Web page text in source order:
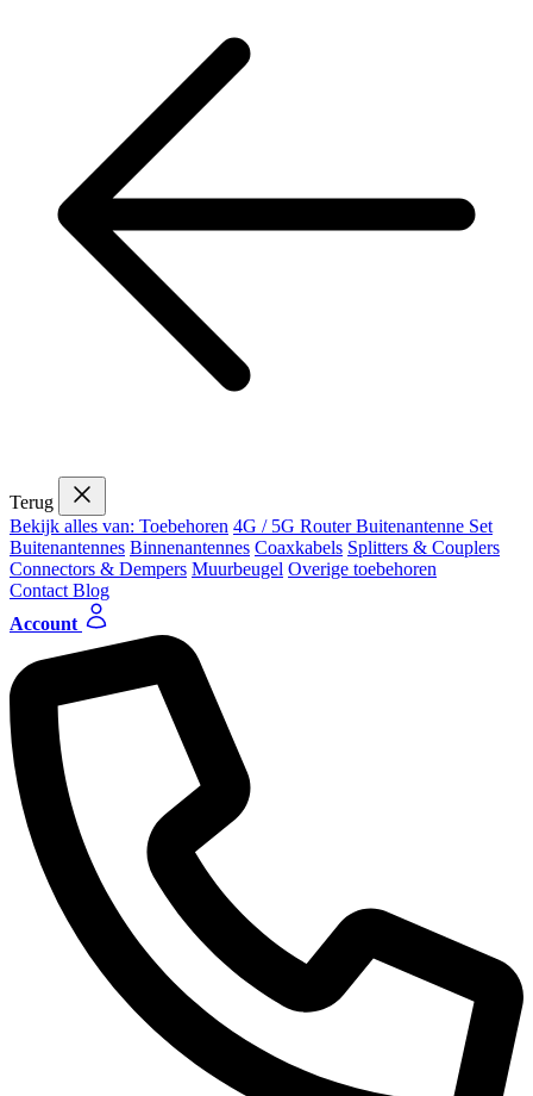
Terug
Bekijk alles van: Toebehoren 4G / 5G Router Buitenantenne Set
Buitenantennes Binnenantennes Coaxkabels Splitters & Couplers
Connectors & Dempers Muurbeugel Overige toebehoren
Contact Blog
Account